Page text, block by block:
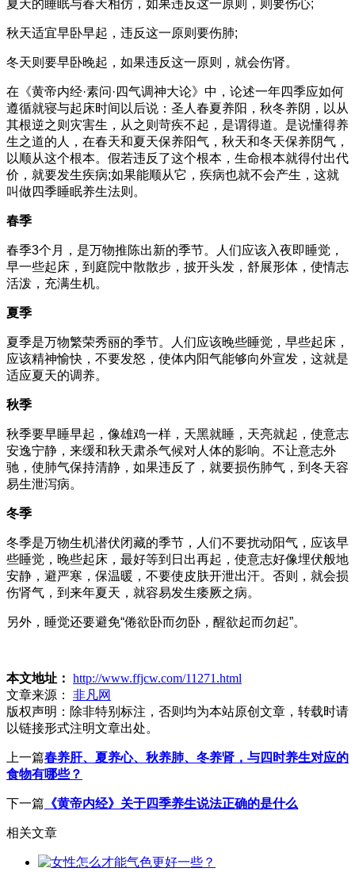
夏天的睡眠与春天相仿，如果违反这一原则，则要伤心;
秋天适宜早卧早起，违反这一原则要伤肺;
冬天则要早卧晚起，如果违反这一原则，就会伤肾。
在《黄帝内经·素问·四气调神大论》中，论述一年四季应如何
遵循就寝与起床时间以后说：圣人春夏养阳，秋冬养阴，以从
其根逆之则灾害生，从之则苛疾不起，是谓得道。是说懂得养
生之道的人，在春天和夏天保养阳气，秋天和冬天保养阴气，
以顺从这个根本。假若违反了这个根本，生命根本就得付出代
价，就要发生疾病;如果能顺从它，疾病也就不会产生，这就
叫做四季睡眠养生法则。
春季
春季3个月，是万物推陈出新的季节。人们应该入夜即睡觉，
早一些起床，到庭院中散散步，披开头发，舒展形体，使情志
活泼，充满生机。
夏季
夏季是万物繁荣秀丽的季节。人们应该晚些睡觉，早些起床，
应该精神愉快，不要发怒，使体内阳气能够向外宣发，这就是
适应夏天的调养。
秋季
秋季要早睡早起，像雄鸡一样，天黑就睡，天亮就起，使意志
安逸宁静，来缓和秋天肃杀气候对人体的影响。不让意志外
驰，使肺气保持清静，如果违反了，就要损伤肺气，到冬天容
易生泄泻病。
冬季
冬季是万物生机潜伏闭藏的季节，人们不要扰动阳气，应该早
些睡觉，晚些起床，最好等到日出再起，使意志好像埋伏般地
安静，避严寒，保温暖，不要使皮肤开泄出汗。否则，就会损
伤肾气，到来年夏天，就容易发生痿厥之病。
另外，睡觉还要避免“倦欲卧而勿卧，醒欲起而勿起”。
本文地址： http://www.ffjcw.com/11271.html
文章来源：
非凡网
版权声明： 除非特别标注，否则均为本站原创文章，转载时请
以链接形式注明文章出处。
上一篇春养肝、夏养心、秋养肺、冬养肾，与四时养生对应的
食物有哪些？
下一篇 《黄帝内经》关于四季养生说法正确的是什么
相关文章